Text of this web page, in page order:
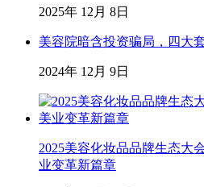
2025年 12月 8日
美容院暗含投资骗局，四大
2024年 12月 9日
2025美容化妆品品牌生态大
业变革新篇章